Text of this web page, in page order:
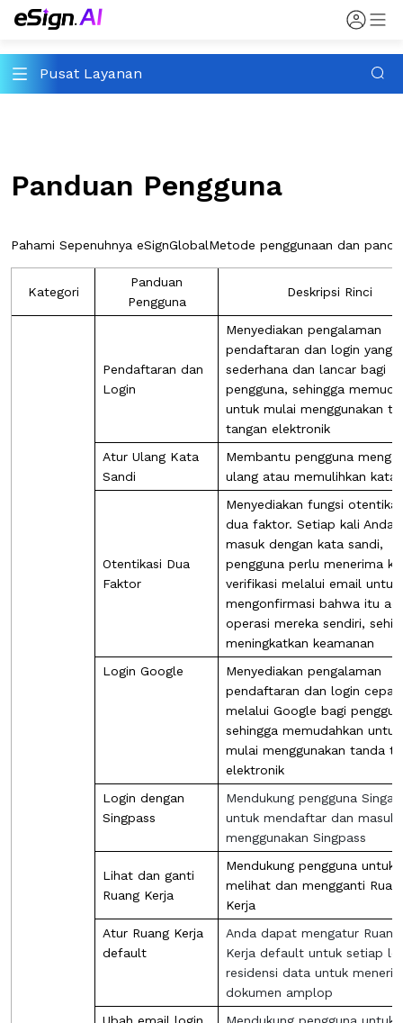
Pusat Layanan
Panduan Pengguna
Pahami Sepenuhnya eSignGlobalMetode penggunaan dan
Kategori
Panduan
Pengguna
Deskripsi Rinci
Pendaftaran dan
Login
Menyediakan pengalaman
pendaftaran dan login yang
sederhana dan lancar bagi
pengguna, sehingga
untuk mulai menggunakan
tangan elektronik
Atur Ulang Kata
Sandi
Membantu pengguna
ulang atau memulihkan kata
Otentikasi Dua
Faktor
Menyediakan fungsi
dua faktor. Setiap kali Anda
masuk dengan kata sandi,
pengguna perlu menerima
verifikasi melalui email untuk
mengonfirmasi bahwa itu
operasi mereka sendiri,
meningkatkan keamanan
Login Google
Menyediakan pengalaman
pendaftaran dan login cepat
melalui Google bagi
sehingga memudahkan untuk
mulai menggunakan tanda
elektronik
Login dengan
Singpass
Mendukung pengguna
untuk mendaftar dan masuk
menggunakan Singpass
Lihat dan ganti
Ruang Kerja
Mendukung pengguna untuk
melihat dan mengganti
Kerja
Atur Ruang Kerja
default
Anda dapat mengatur Ruang
Kerja default untuk setiap
residensi data untuk
dokumen amplop